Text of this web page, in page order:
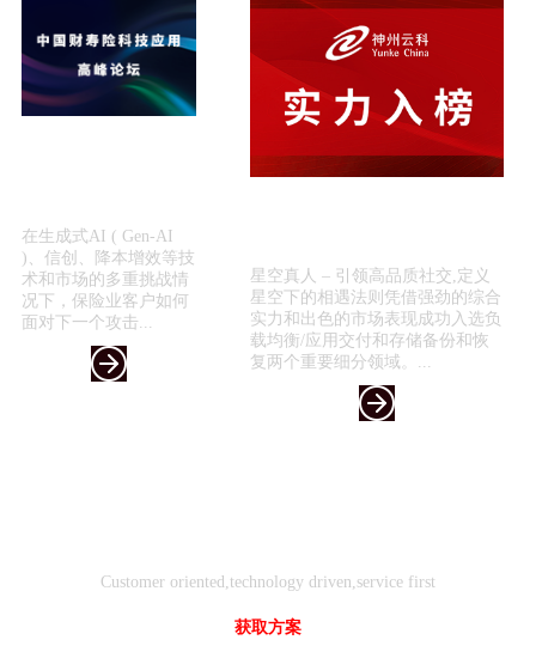
在生成式AI ( Gen-AI
)、信创、降本增效等技
术和市场的多重挑战情
况下，保险业客户如何
面对下一个攻击...
星空真人 – 引领高品质社交,定义
星空下的相遇法则凭借强劲的综合
实力和出色的市场表现成功入选负
载均衡/应用交付和存储备份和恢
复两个重要细分领域。...
Customer oriented,technology driven,service first
获取方案